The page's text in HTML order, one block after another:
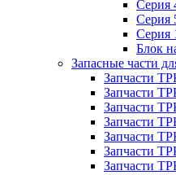
Серия
Серия
Серия
Блок
Запасные части
Запчасти
Запчасти
Запчасти
Запчасти
Запчасти
Запчасти
Запчасти